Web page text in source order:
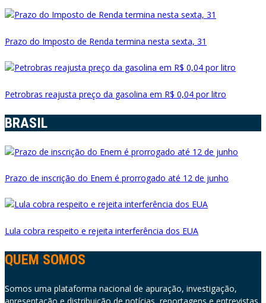
Prazo do Imposto de Renda termina nesta sexta, 31
Petrobras reajusta preço da gasolina em R$ 0,04 por litro
BRASIL
Prazo de inscrição do Enem é prorrogado até 12 de junho
Lula cobra respeito e rejeita interferência dos EUA
QUEM SOMOS
Somos uma plataforma nacional de apuração, investigação,